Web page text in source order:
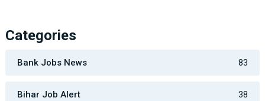
Categories
Bank Jobs News 83
Bihar Job Alert 38